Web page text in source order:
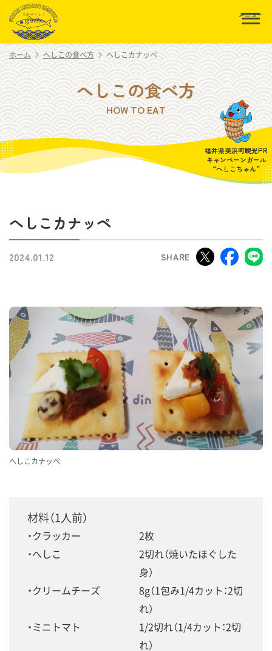
ホーム へしこの食べ方 へしこカナッペ
へしこの食べ方
HOW TO EAT
福井県美浜町観光PR
キャンペーンガール
“へしこちゃん”
へしこカナッペ
2024.01.12 SHARE
へしこカナッペ
材料（1人前）
クラッカー
2枚
へしこ
2切れ（焼いたほぐした
身）
クリームチーズ
8g（1包み1/4カット：2切
れ）
ミニトマト
1/2切れ（1/4カット：2切
れ）